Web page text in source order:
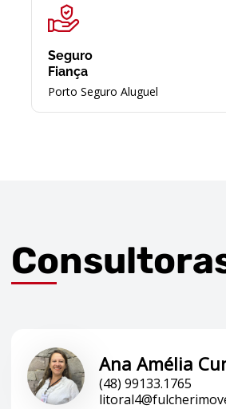
Seguro
Fiança
Porto Seguro Aluguel
Ana Amélia
(48) 99133.1765